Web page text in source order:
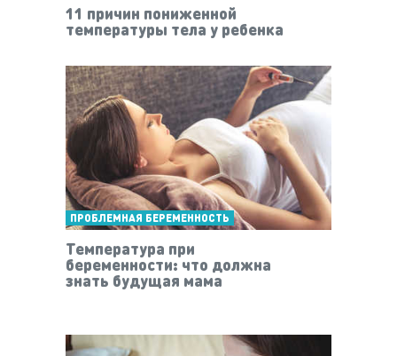
11 причин пониженной
температуры тела у ребенка
ПРОБЛЕМНАЯ БЕРЕМЕННОСТЬ
Температура при
беременности: что должна
знать будущая мама